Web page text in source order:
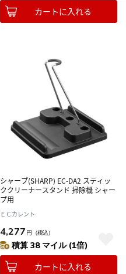
カートに入れる
シャープ(SHARP) EC-DA2 スティッ
ククリーナースタンド 掃除機 シャー
プ用
ＥＣカレント
4,277 円 （税込）
積算 38 マイル (1倍)
カートに入れる